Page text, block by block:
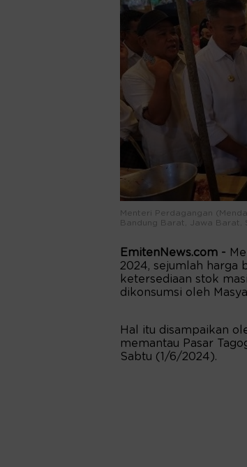
Menteri Perdagangan
Bandung Barat, Jawa Barat,
EmitenNews.com -
2024, sejumlah harga
ketersediaan stok
dikonsumsi oleh
Hal itu disampaikan
memantau Pasar
Sabtu (1/6/2024).